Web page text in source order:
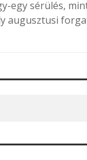
egy sérülés,
augusztusi